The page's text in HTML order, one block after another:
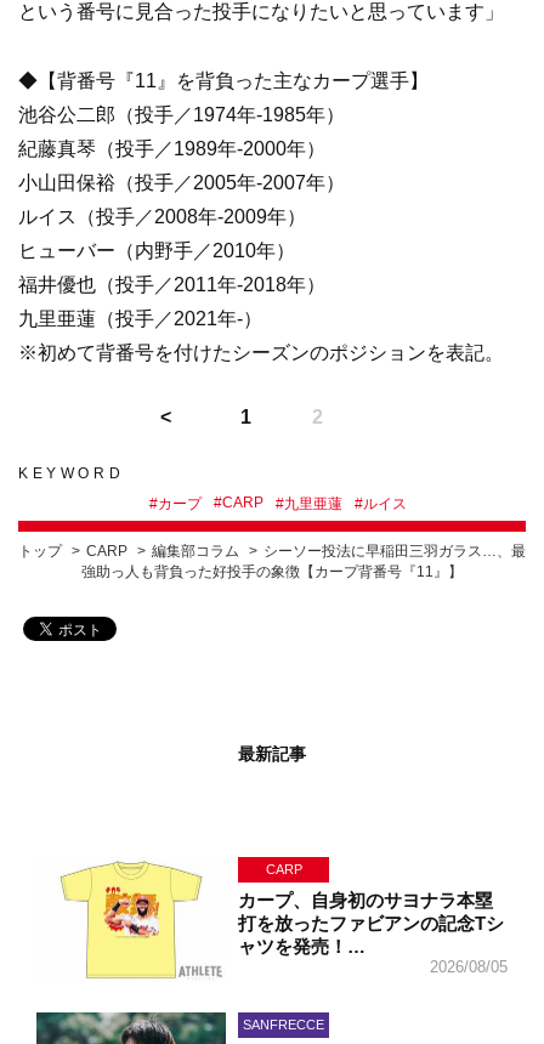
という番号に見合った投手になりたいと思っています」
◆【背番号『11』を背負った主なカープ選手】
池谷公二郎（投手／1974年-1985年）
紀藤真琴（投手／1989年-2000年）
小山田保裕（投手／2005年-2007年）
ルイス（投手／2008年-2009年）
ヒューバー（内野手／2010年）
福井優也（投手／2011年-2018年）
九里亜蓮（投手／2021年-）
※初めて背番号を付けたシーズンのポジションを表記。
1 2
KEYWORD
#カープ #CARP #九里亜蓮 #ルイス
トップ CARP 編集部コラム
シーソー投法に早稲田三羽ガラス…、最
強助っ人も背負った好投手の象徴【カープ背番号『11』】
最新記事
CARP
カープ、自身初のサヨナラ本塁
打を放ったファビアンの記念Tシ
ャツを発売！…
2026/08/05
SANFRECCE